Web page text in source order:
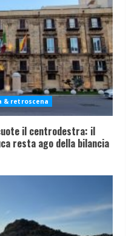
& retroscena
il centrodestra: il
resta ago della bilancia